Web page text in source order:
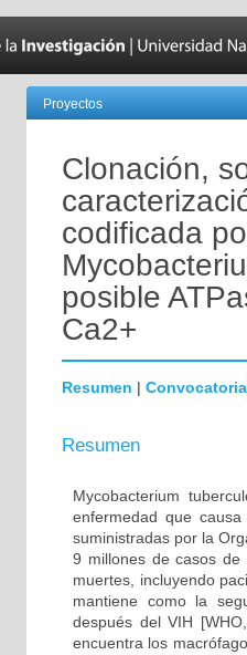
Proyectos
Clonación,
codificada
posible
Ca2+
Resumen | Convocatoria
Resumen
Mycobacterium
enfermedad que
suministradas por la
9 millones de casos de
muertes, incluyendo
mantiene como la
después del VIH
encuentra los